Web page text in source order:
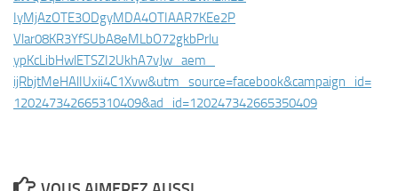
IyMjAzOTE3ODgyMDA4OTIAAR7KEe2P
Vlar08KR3YfSUbA8eMLbO72gkbPrlu
ypKcLibHwlETSZI2UkhA7vJw_aem_
ijRbjtMeHAlIUxii4C1Xvw&utm_ source=facebook&campaign_id=
120247342665310409&ad_id=120247342665350409